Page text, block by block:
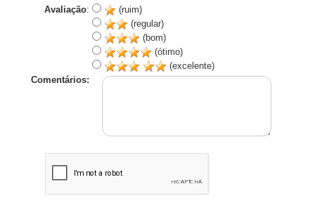
Avaliação:
(ruim)
(regular)
(bom)
(ótimo)
(excelente)
Comentários: